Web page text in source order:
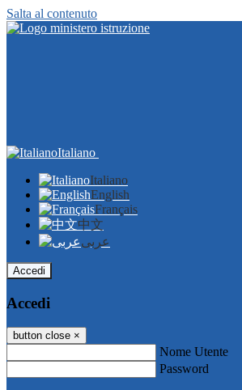
Salta al contenuto
Italiano
Italiano
English
Français
中文
عربى
Accedi
Accedi
button close ×
Nome Utente
Password